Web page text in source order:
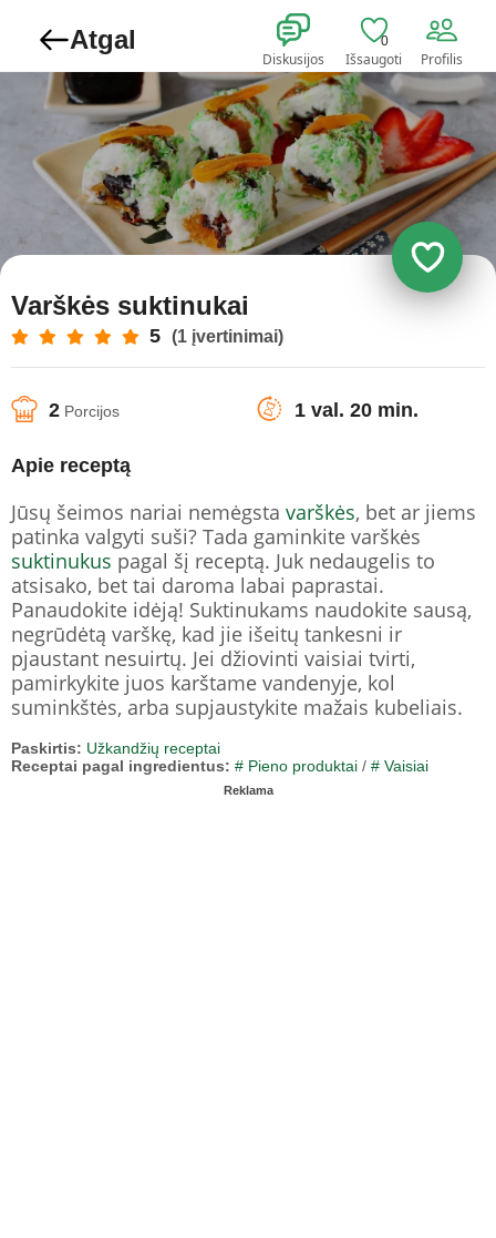
Atgal
Diskusijos
0
Išsaugoti Profilis
Varškės suktinukai
5 (1 įvertinimai)
2 Porcijos 1 val. 20 min.
Apie receptą
Jūsų šeimos nariai nemėgsta varškės, bet ar jiems
patinka valgyti suši? Tada gaminkite varškės
suktinukus pagal šį receptą. Juk nedaugelis to
atsisako, bet tai daroma labai paprastai.
Panaudokite idėją! Suktinukams naudokite sausą,
negrūdėtą varškę, kad jie išeitų tankesni ir
pjaustant nesuirtų. Jei džiovinti vaisiai tvirti,
pamirkykite juos karštame vandenyje, kol
suminkštės, arba supjaustykite mažais kubeliais.
Paskirtis: Užkandžių receptai
Receptai pagal ingredientus: # Pieno produktai / # Vaisiai
Reklama